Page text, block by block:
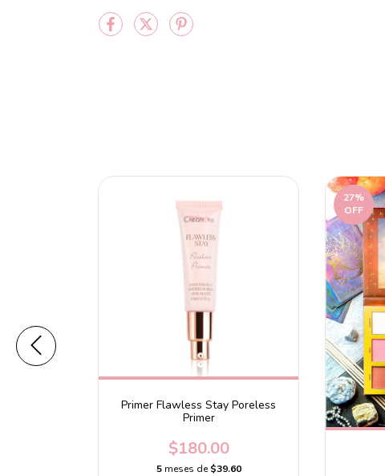
Primer Flawless Stay Poreless
Primer
$180.00
5 meses de$39.60
27%
OFF